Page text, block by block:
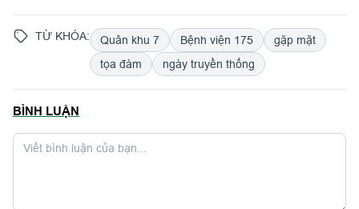
TỪ KHÓA: Quân khu 7 Bệnh viện 175
gặp mặt
tọa đàm
ngày truyền thống
BÌNH LUẬN